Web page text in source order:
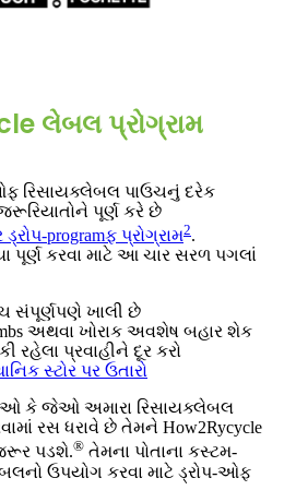
લેબલ પ્રોગ્રામ
રિસાયક્લેબલ પાઉચનું દરેક
પૂર્ણ કરે છે
ડ્રોપ-programફ પ્રોગ્રામ2.
પૂર્ણ કરવા માટે આ ચાર સરળ પગલાં
સંપૂર્ણપણે ખાલી છે
અથવા ખોરાક અવશેષ બહાર શેક
રહેલા પ્રવાહીને દૂર કરો
સ્ટોર પર ઉતારો
કે જેઓ અમારા રિસાયક્લેબલ
રસ ધરાવે છે તેમને How2Rycycle
પડશે.® તેમના પોતાના કસ્ટમ-
ઉપયોગ કરવા માટે ડ્રોપ-ઓફ